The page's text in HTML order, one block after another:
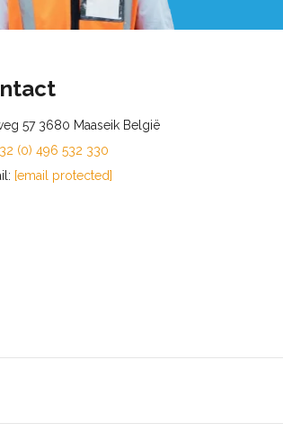
57 3680 Maaseik België
(0) 496 532 330
[email protected]